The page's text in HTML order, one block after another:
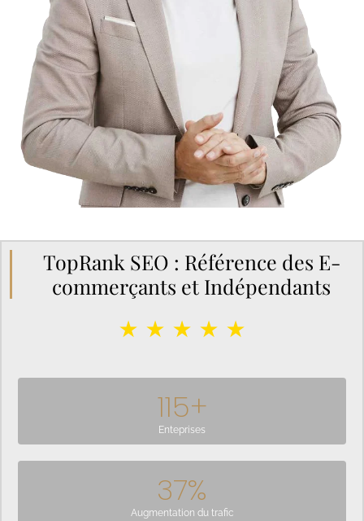
TopRank SEO : Référence des E-
commerçants et Indépendants
★ ★ ★ ★ ★
Enteprises
115+
Augmentation du trafic
37%